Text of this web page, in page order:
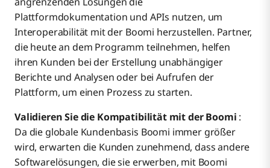
Plattformdokumentation und APIs nutzen, um
Interoperabilität mit der Boomi herzustellen. Partner,
die heute an dem Programm teilnehmen, helfen
ihren Kunden bei der Erstellung unabhängiger
Berichte und Analysen oder bei Aufrufen der
Plattform, um einen Prozess zu starten.
Validieren Sie die Kompatibilität mit der Boomi :
Da die globale Kundenbasis Boomi immer größer
wird, erwarten die Kunden zunehmend, dass andere
Softwarelösungen, die sie erwerben, mit Boomi